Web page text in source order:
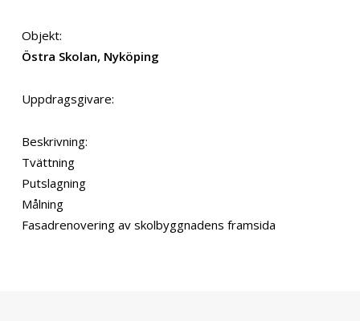
Objekt:
Östra Skolan, Nyköping
Uppdragsgivare:
Beskrivning:
Tvättning
Putslagning
Målning
Fasadrenovering av skolbyggnadens framsida